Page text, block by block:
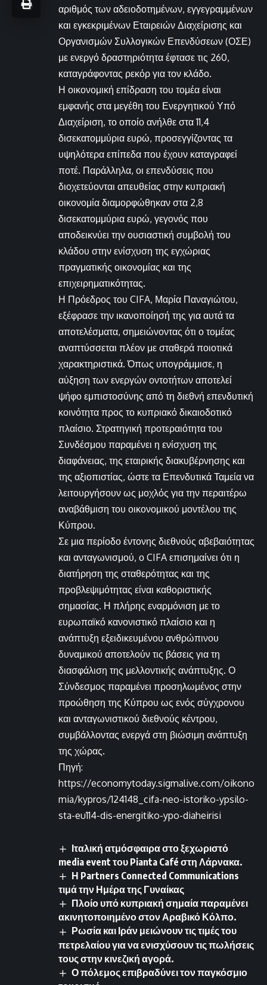
αριθμός των αδειοδοτημένων, εγγεγραμμένων
και εγκεκριμένων Εταιρειών Διαχείρισης και
Οργανισμών Συλλογικών Επενδύσεων (ΟΣΕ)
με ενεργό δραστηριότητα έφτασε τις 260,
καταγράφοντας ρεκόρ για τον κλάδο.
Η οικονομική επίδραση του τομέα είναι
εμφανής στα μεγέθη του Ενεργητικού Υπό
Διαχείριση, το οποίο ανήλθε στα 11,4
δισεκατομμύρια ευρώ, προσεγγίζοντας τα
υψηλότερα επίπεδα που έχουν καταγραφεί
ποτέ. Παράλληλα, οι επενδύσεις που
διοχετεύονται απευθείας στην κυπριακή
οικονομία διαμορφώθηκαν στα 2,8
δισεκατομμύρια ευρώ, γεγονός που
αποδεικνύει την ουσιαστική συμβολή του
κλάδου στην ενίσχυση της εγχώριας
πραγματικής οικονομίας και της
επιχειρηματικότητας.
Η Πρόεδρος του CIFA, Μαρία Παναγιώτου,
εξέφρασε την ικανοποίησή της για αυτά τα
αποτελέσματα, σημειώνοντας ότι ο τομέας
αναπτύσσεται πλέον με σταθερά ποιοτικά
χαρακτηριστικά. Όπως υπογράμμισε, η
αύξηση των ενεργών οντοτήτων αποτελεί
ψήφο εμπιστοσύνης από τη διεθνή επενδυτική
κοινότητα προς το κυπριακό δικαιοδοτικό
πλαίσιο. Στρατηγική προτεραιότητα του
Συνδέσμου παραμένει η ενίσχυση της
διαφάνειας, της εταιρικής διακυβέρνησης και
της αξιοπιστίας, ώστε τα Επενδυτικά Ταμεία να
λειτουργήσουν ως μοχλός για την περαιτέρω
αναβάθμιση του οικονομικού μοντέλου της
Κύπρου.
Σε μια περίοδο έντονης διεθνούς αβεβαιότητας
και ανταγωνισμού, ο CIFA επισημαίνει ότι η
διατήρηση της σταθερότητας και της
προβλεψιμότητας είναι καθοριστικής
σημασίας. Η πλήρης εναρμόνιση με το
ευρωπαϊκό κανονιστικό πλαίσιο και η
ανάπτυξη εξειδικευμένου ανθρώπινου
δυναμικού αποτελούν τις βάσεις για τη
διασφάλιση της μελλοντικής ανάπτυξης. Ο
Σύνδεσμος παραμένει προσηλωμένος στην
προώθηση της Κύπρου ως ενός σύγχρονου
και ανταγωνιστικού διεθνούς κέντρου,
συμβάλλοντας ενεργά στη βιώσιμη ανάπτυξη
της χώρας.
Πηγή:
https://economytoday.sigmalive.com/oikono
mia/kypros/124148_cifa-neo-istoriko-ypsilo-
sta-eu114-dis-energitiko-ypo-diaheirisi
Ιταλική ατμόσφαιρα στο ξεχωριστό
media event του Pianta Café στη Λάρνακα.
Η Partners Connected Communications
τιμά την Ημέρα της Γυναίκας
Πλοίο υπό κυπριακή σημαία παραμένει
ακινητοποιημένο στον Αραβικό Κόλπο.
Ρωσία και Ιράν μειώνουν τις τιμές του
πετρελαίου για να ενισχύσουν τις πωλήσεις
τους στην κινεζική αγορά.
Ο πόλεμος επιβραδύνει τον παγκόσμιο